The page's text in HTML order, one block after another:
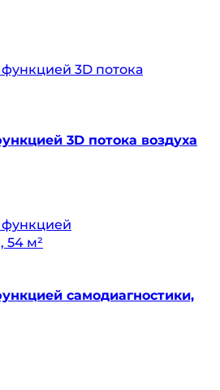
3D потока воздуха
самодиагностики,